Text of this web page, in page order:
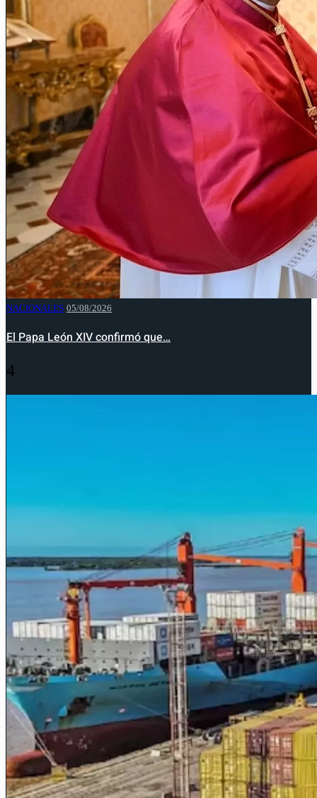
NACIONALES 05/08/2026
El Papa León XIV confirmó que…
4